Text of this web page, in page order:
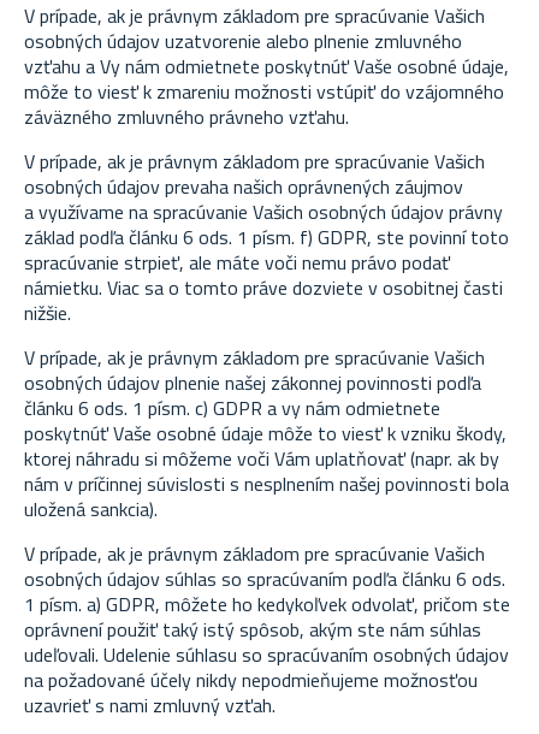
V prípade, ak je právnym základom pre spracúvanie Vašich
osobných údajov uzatvorenie alebo plnenie zmluvného
vzťahu a Vy nám odmietnete poskytnúť Vaše osobné údaje,
môže to viesť k zmareniu možnosti vstúpiť do vzájomného
záväzného zmluvného právneho vzťahu.
V prípade, ak je právnym základom pre spracúvanie Vašich
osobných údajov prevaha našich oprávnených záujmov
a využívame na spracúvanie Vašich osobných údajov právny
základ podľa článku 6 ods. 1 písm. f) GDPR, ste povinní toto
spracúvanie strpieť, ale máte voči nemu právo podať
námietku. Viac sa o tomto práve dozviete v osobitnej časti
nižšie.
V prípade, ak je právnym základom pre spracúvanie Vašich
osobných údajov plnenie našej zákonnej povinnosti podľa
článku 6 ods. 1 písm. c) GDPR a vy nám odmietnete
poskytnúť Vaše osobné údaje môže to viesť k vzniku škody,
ktorej náhradu si môžeme voči Vám uplatňovať (napr. ak by
nám v príčinnej súvislosti s nesplnením našej povinnosti bola
uložená sankcia).
V prípade, ak je právnym základom pre spracúvanie Vašich
osobných údajov súhlas so spracúvaním podľa článku 6 ods.
1 písm. a) GDPR, môžete ho kedykoľvek odvolať, pričom ste
oprávnení použiť taký istý spôsob, akým ste nám súhlas
udeľovali. Udelenie súhlasu so spracúvaním osobných údajov
na požadované účely nikdy nepodmieňujeme možnosťou
uzavrieť s nami zmluvný vzťah.